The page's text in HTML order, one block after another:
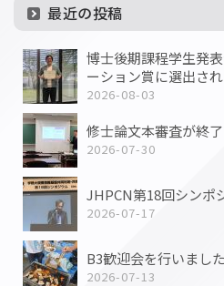
最近の投稿
博士後期課程学生発
ーション賞に選出さ
2026-08-03
修士論文本審査が終
2026-07-30
JHPCN第18回シンポ
2026-07-17
B3歓迎会を行いまし
2026-07-13